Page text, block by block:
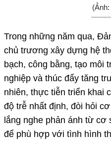
Trong những năm qua,
chủ trương xây dựng hệ
bạch, công bằng, tạo môi
nghiệp và thúc đẩy tăng
nhiên, thực tiễn triển khai
độ trễ nhất định, đòi hỏi
lắng nghe phản ánh từ cơ
để phù hợp với tình hình